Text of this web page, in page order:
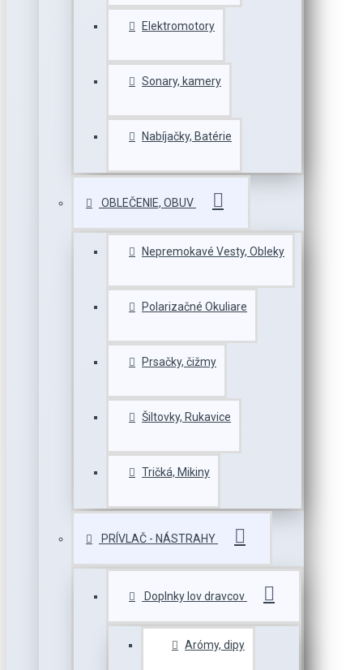
Elektromotory
Sonary, kamery
Nabíjačky, Batérie
OBLEČENIE, OBUV
Nepremokavé Vesty, Obleky
Polarizačné Okuliare
Prsačky, čižmy
Šiltovky, Rukavice
Tričká, Mikiny
PRÍVLAČ - NÁSTRAHY
Doplnky lov dravcov
Arómy, dipy